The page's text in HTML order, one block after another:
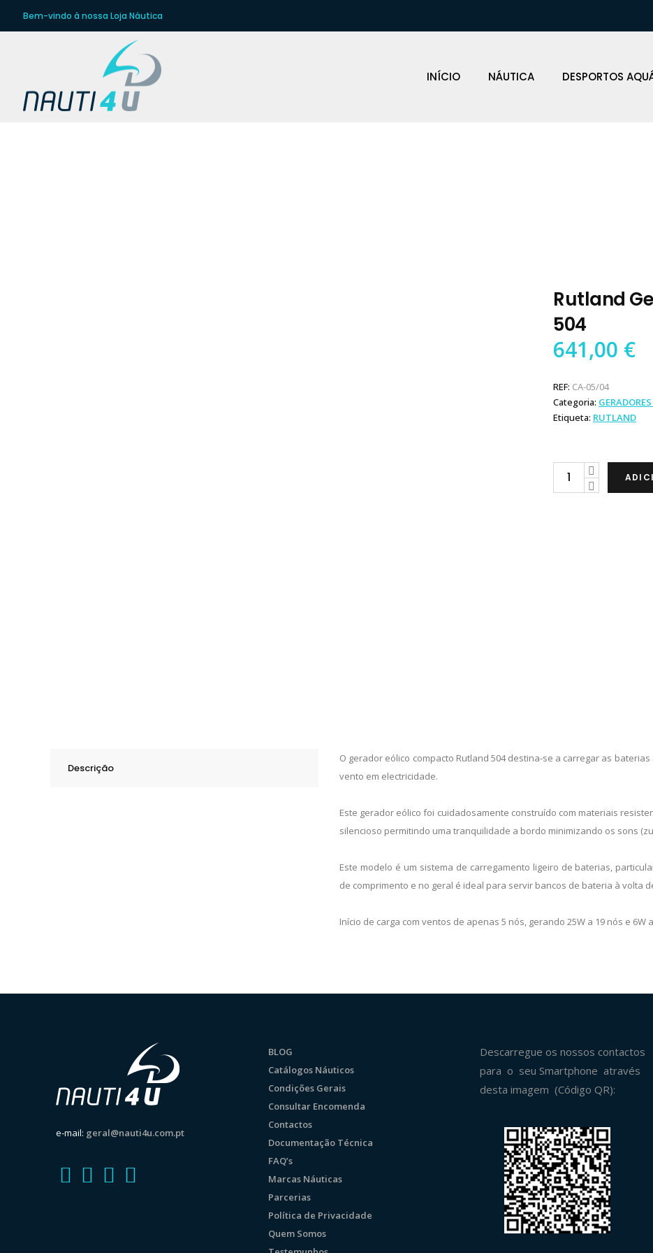
Bem-vindo à nossa Loja Náutica
INÍCIO NÁUTICA DESPORTOS
Rutland
504
641,00 €
REF: CA-05/04
Categoria:
Etiqueta: RUTLAND
Rutland
Descrição
O gerador eólico compacto Rutland 504 destina-se a carregar as
vento em electricidade.
Este gerador eólico foi cuidadosamente construído com materiais
silencioso permitindo uma tranquilidade a bordo minimizando os sons
Este modelo é um sistema de carregamento ligeiro de baterias,
de comprimento e no geral é ideal para servir bancos de bateria à volta
Início de carga com ventos de apenas 5 nós, gerando 25W a 19 nós e 6W
e-mail: geral@nauti4u.com.pt
BLOG
Catálogos Náuticos
Condições Gerais
Consultar Encomenda
Contactos
Documentação Técnica
FAQ’s
Marcas Náuticas
Parcerias
Política de Privacidade
Quem Somos
Descarregue os nossos contactos
para o seu Smartphone através
desta imagem (Código QR):